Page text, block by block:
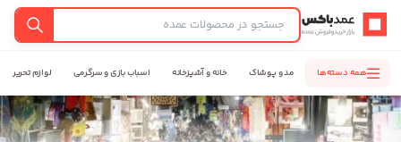
عمدباکس — بازگشت به صفحه اصلی
جستجو
همه دسته‌ها مد و پوشاک خانه و آشپزخانه اسباب بازی و سرگرمی لوازم تحریر